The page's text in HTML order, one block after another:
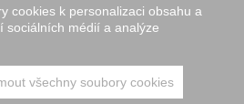
cookies k personalizaci obsahu a
sociálních médií a analýze
všechny soubory cookies
nahoru ↑